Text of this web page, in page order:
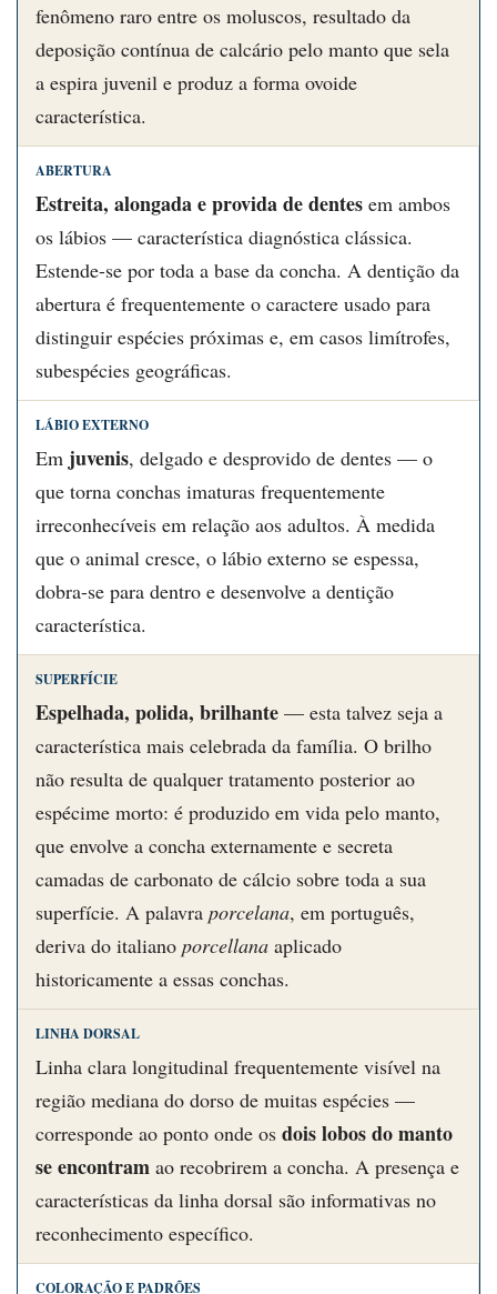
fenômeno raro entre os moluscos, resultado da
deposição contínua de calcário pelo manto que sela
a espira juvenil e produz a forma ovoide
característica.
ABERTURA
Estreita, alongada e provida de dentes em ambos
os lábios — característica diagnóstica clássica.
Estende-se por toda a base da concha. A dentição da
abertura é frequentemente o caractere usado para
distinguir espécies próximas e, em casos limítrofes,
subespécies geográficas.
LÁBIO EXTERNO
Em juvenis, delgado e desprovido de dentes — o
que torna conchas imaturas frequentemente
irreconhecíveis em relação aos adultos. À medida
que o animal cresce, o lábio externo se espessa,
dobra-se para dentro e desenvolve a dentição
característica.
SUPERFÍCIE
Espelhada, polida, brilhante — esta talvez seja a
característica mais celebrada da família. O brilho
não resulta de qualquer tratamento posterior ao
espécime morto: é produzido em vida pelo manto,
que envolve a concha externamente e secreta
camadas de carbonato de cálcio sobre toda a sua
superfície. A palavra porcelana, em português,
deriva do italiano porcellana aplicado
historicamente a essas conchas.
LINHA DORSAL
Linha clara longitudinal frequentemente visível na
região mediana do dorso de muitas espécies —
corresponde ao ponto onde os dois lobos do manto
se encontram ao recobrirem a concha. A presença e
características da linha dorsal são informativas no
reconhecimento específico.
COLORAÇÃO E PADRÕES